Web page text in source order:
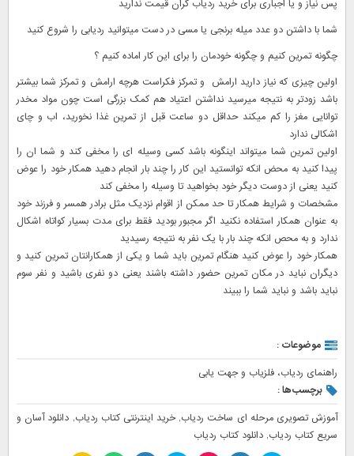
پس نیاز و یا اجباری برای خرید ردیاب گران قیمت ندارید
شما با داشتن دو عدد میله برنجی یا مسی در دست میتوانید ردیابی را شروع کنید
چگونه تمرین کنیم و چگونه خودمان را برای این کار اماده کنیم ؟
اولین چیزی که نیاز دارید ارامش و تمرکز فکراست هرچه ارامش و تمرکز شما بیشتر
باشد زودتر به نتیجه میرسید نداشتن اعتیاد هم کمک بزرگی است چون مواد مخدر
توانایی مغز را کم میکند حداقل دو ساعت قبل از تمرین غذا نخورید، اب و چای
اشکالی ندارد
اولین تمرین شما میتواند اینگونه باشد کسی وسیله ای را مخفی کند و شما ان را
پیدا کنید به محض انکه توانستید این کار را چند بار انجام دهید همکار خود را عوض
کنید یعنی از دوست دیگر خود بخواهید تا وسیله را مخفی کند
مشخصات و شرایط همکار تا حد ممکن از اقوام نزدیک مثل برادر همسر و فرزند خود
به عنوان همکار استفاده نکنید اگر مجبور بودید فقط برای مدت بسیار کواتاه اشکال
ندارد و به محص انکه چند بار با یک نفر به نتیجه رسیدید
همکار خود را عوض کنید هنگام تمرین باید شما و یکی از همکارانتان تمرین کنید و
دیگران نباید در مکان تمرین حضور داشته باشند یعنی دو نفری باشید و نفر سوم
نباید باشد و نباید شما را ببیند
موضوعات :
راهنمای ردیاب، فلزیاب و جهت یابی
برچسب‌ها :
آموزش تصویری مرحله ای ساخت ردیاب,خرید اینترنتی کتاب ردیاب, دانلود آسان و
سریع کتاب ردیاب, دانلود کتاب ردیاب